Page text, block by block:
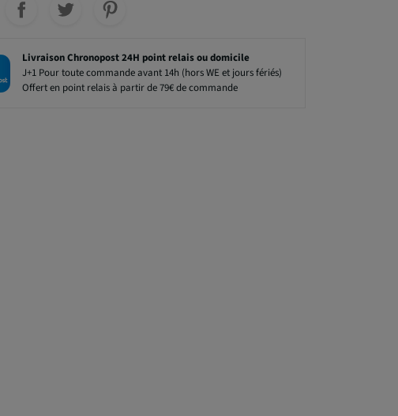
Livraison Chronopost 24H point relais ou domicile
J+1 Pour toute commande avant 14h (hors WE et jours fériés)
Offert en point relais à partir de 79€ de commande